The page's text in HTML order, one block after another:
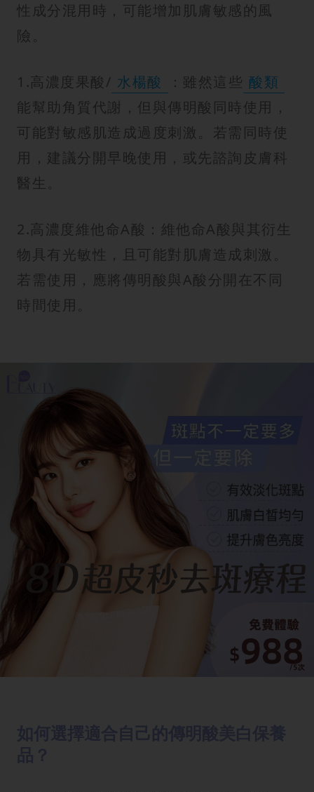
性成分混用時，可能增加肌膚敏感的風
險。
1.高濃度果酸/ 水楊酸 ：雖然這些 酸類
能幫助角質代謝，但與傳明酸同時使用，
可能對敏感肌造成過度刺激。若需同時使
用，建議分開早晚使用，或先諮詢皮膚科
醫生。
2.高濃度維他命A酸：維他命A酸與其衍生
物具有光敏性，且可能對肌膚造成刺激。
若需使用，應將傳明酸與A酸分開在不同
時間使用。